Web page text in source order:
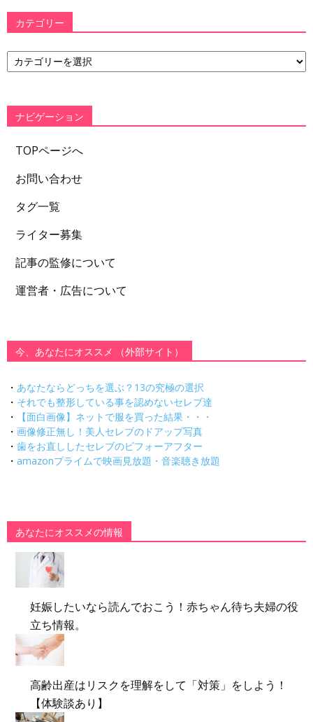
カテゴリー
カ
テ
ー
ナビゲーション
TOPページへ
お問い合わせ
タグ一覧
ライター募集
記事の監修について
運営者・広告について
今、あなたにオススメ （外部サイト）
・ あなたならどっちを選ぶ？13の究極の選択
・ それでも整形している事を認めないセレブ達
・
【面白画像】ネットで服を買った結果・・・
・ 画像修正無し！美人セレブのドアップ写真
・ 歯をお直ししたセレブのビフォーアフター
・ amazonプライムで映画見放題・音楽聴き放題
あなたにオススメの情報
妊娠したいなら読んでおこう！赤ちゃん待ち夫婦の役
立ち情報。
高齢出産はリスクを理解をして「対策」をしよう！
【体験談あり】